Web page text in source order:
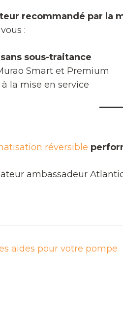
recommandé par la
:
sous-traitance
Smart et Premium
à la mise en service
réversible
ambassadeur
aides pour votre pompe